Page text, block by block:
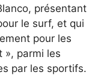
présentant
le surf, et qui
pour les
», parmi les
par les sportifs.